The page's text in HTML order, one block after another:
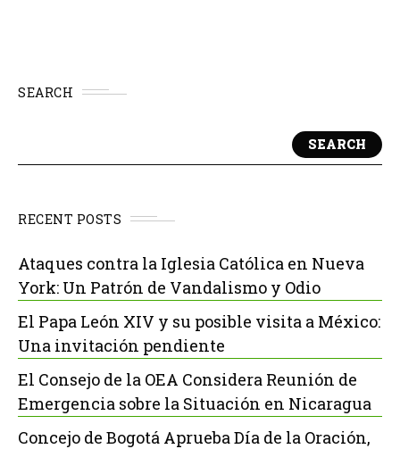
SEARCH
SEARCH
RECENT POSTS
Ataques contra la Iglesia Católica en Nueva
York: Un Patrón de Vandalismo y Odio
El Papa León XIV y su posible visita a México:
Una invitación pendiente
El Consejo de la OEA Considera Reunión de
Emergencia sobre la Situación en Nicaragua
Concejo de Bogotá Aprueba Día de la Oración,